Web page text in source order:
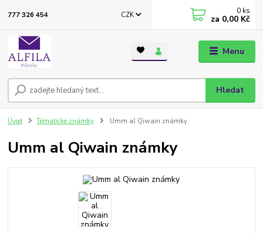
Menu
CZK
Hledat
777 326 454 0 ks
za 0,00 Kč
Úvod Tématické známky Umm al Qiwain známky
Umm al Qiwain známky